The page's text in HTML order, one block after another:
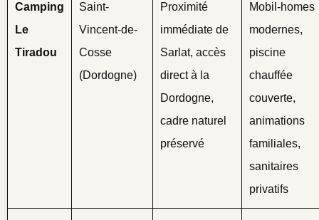
Camping
Le
Tiradou
Saint-
Vincent-de-
Cosse
(Dordogne)
Proximité
immédiate de
Sarlat, accès
direct à la
Dordogne,
cadre naturel
préservé
Mobil-homes
modernes,
piscine
chauffée
couverte,
animations
familiales,
sanitaires
privatifs